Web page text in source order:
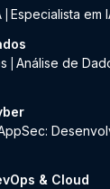
Especialista em
Análise de
& Cloud